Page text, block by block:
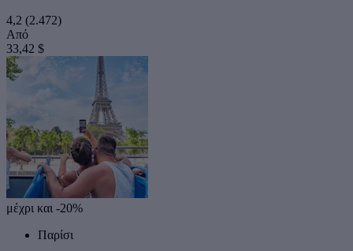
4,2 (2.472)
Από
33,42 $
μέχρι και -20%
Παρίσι